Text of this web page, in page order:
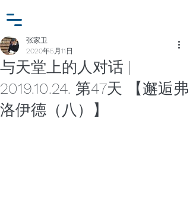
与天堂上的人对话 |
2019.10.24. 第47天 【邂逅弗
洛伊德（八）】
张家卫
2020年5月11日